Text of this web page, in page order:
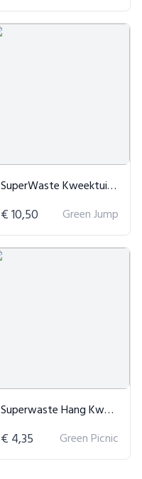
SuperWaste Kweektuintje Aardbei
€ 10,50 Green Jump
Superwaste Hang Kweektuin 'Bedankt voor de zorg!'
€ 4,35 Green Picnic